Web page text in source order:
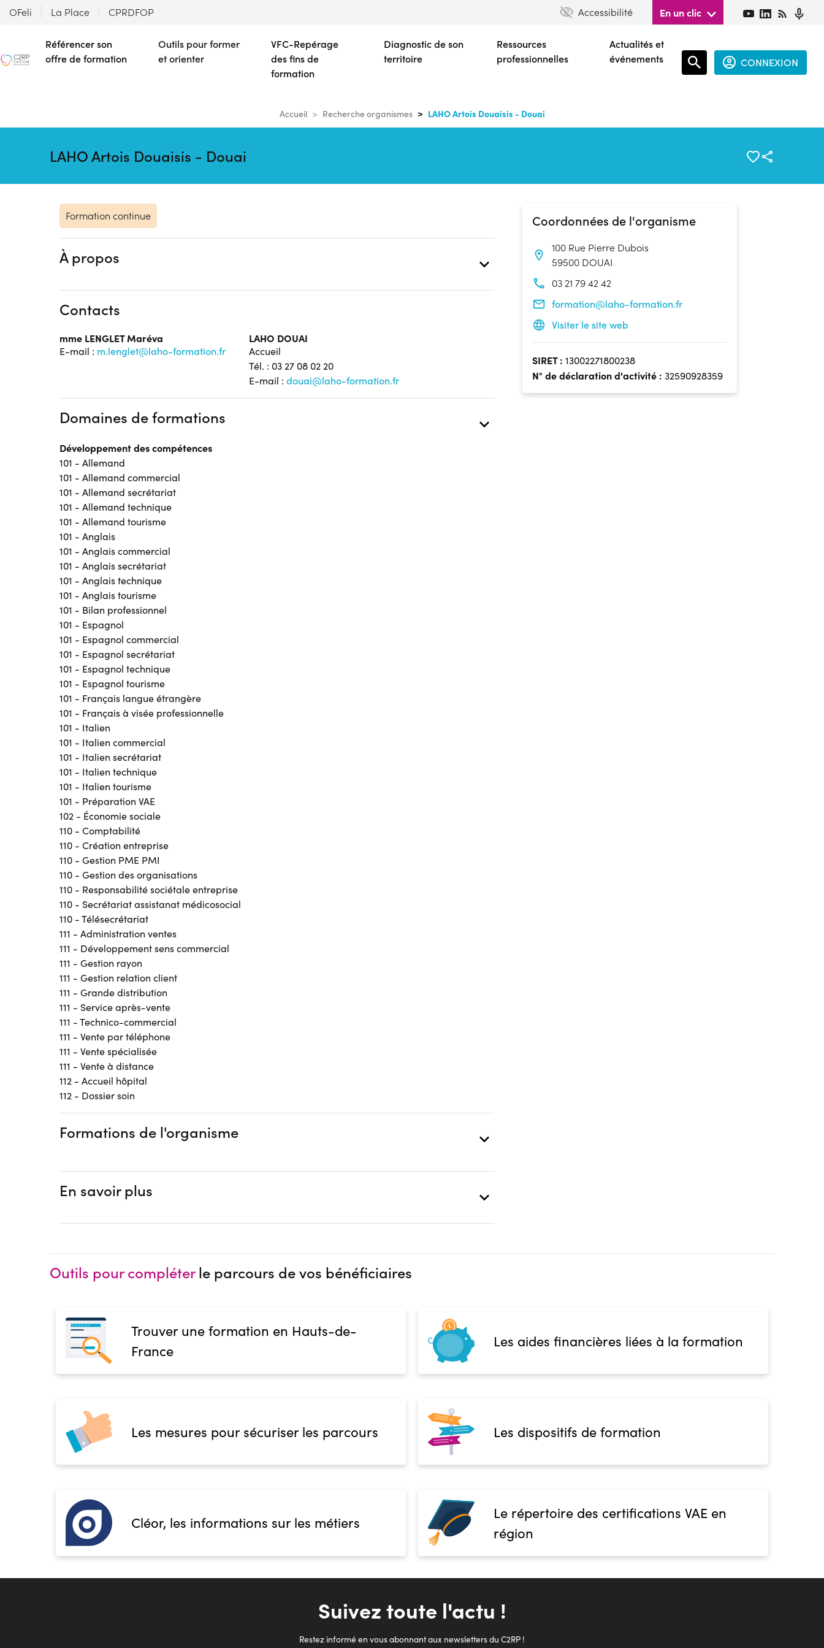
contenu
principal
OFeli La Place CPRDFOP Accessibilité En un clic
Référencer son
offre de formation
Outils pour former
et orienter
VFC-Repérage
des fins de
formation
Diagnostic de son
territoire
Ressources
professionnelles
Actualités et
événements
CONNEXION
Accueil Recherche organismes LAHO Artois Douaisis - Douai
LAHO Artois Douaisis - Douai
Coordonnées de l'organisme
100 Rue Pierre Dubois
59500 DOUAI
03 21 79 42 42
formation@laho-formation.fr
Visiter le site web
SIRET : 13002271800238
N° de déclaration d'activité : 32590928359
Formation continue
À propos
Contacts
mme LENGLET Maréva
E-mail : m.lenglet@laho-formation.fr
LAHO DOUAI
Accueil
Tél. : 03 27 08 02 20
E-mail :douai@laho-formation.fr
Domaines de formations
Développement des compétences
101 - Allemand
101 - Allemand commercial
101 - Allemand secrétariat
101 - Allemand technique
101 - Allemand tourisme
101 - Anglais
101 - Anglais commercial
101 - Anglais secrétariat
101 - Anglais technique
101 - Anglais tourisme
101 - Bilan professionnel
101 - Espagnol
101 - Espagnol commercial
101 - Espagnol secrétariat
101 - Espagnol technique
101 - Espagnol tourisme
101 - Français langue étrangère
101 - Français à visée professionnelle
101 - Italien
101 - Italien commercial
101 - Italien secrétariat
101 - Italien technique
101 - Italien tourisme
101 - Préparation VAE
102 - Économie sociale
110 - Comptabilité
110 - Création entreprise
110 - Gestion PME PMI
110 - Gestion des organisations
110 - Responsabilité sociétale entreprise
110 - Secrétariat assistanat médicosocial
110 - Télésecrétariat
111 - Administration ventes
111 - Développement sens commercial
111 - Gestion rayon
111 - Gestion relation client
111 - Grande distribution
111 - Service après-vente
111 - Technico-commercial
111 - Vente par téléphone
111 - Vente spécialisée
111 - Vente à distance
112 - Accueil hôpital
112 - Dossier soin
Formations de l'organisme
En savoir plus
Outils pour compléterle parcours de vos bénéficiaires
Trouver une formation en Hauts-de-
France
Les aides financières liées à la formation
Les mesures pour sécuriser les parcours Les dispositifs de formation
Cléor, les informations sur les métiers
Le répertoire des certifications VAE en
région
Suivez toute l'actu !
Restez informé en vous abonnant aux newsletters du C2RP !